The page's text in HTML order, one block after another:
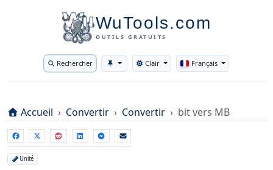
WuTools.com
OUTILS GRATUITS
Rechercher Toggle theme
Clair Français
Accueil Convertir Convertir bit vers MB
Unité